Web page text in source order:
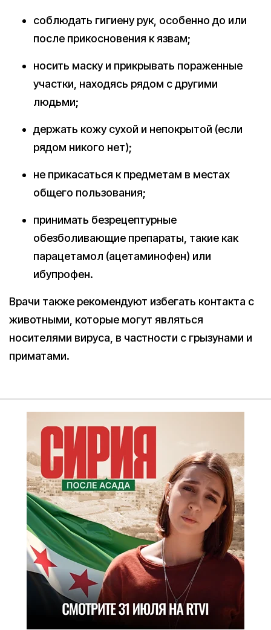
соблюдать гигиену рук, особенно до или
после прикосновения к язвам;
носить маску и прикрывать пораженные
участки, находясь рядом с другими
людьми;
держать кожу сухой и непокрытой (если
рядом никого нет);
не прикасаться к предметам в местах
общего пользования;
принимать безрецептурные
обезболивающие препараты, такие как
парацетамол (ацетаминофен) или
ибупрофен.
Врачи также рекомендуют избегать контакта с
животными, которые могут являться
носителями вируса, в частности с грызунами и
приматами.